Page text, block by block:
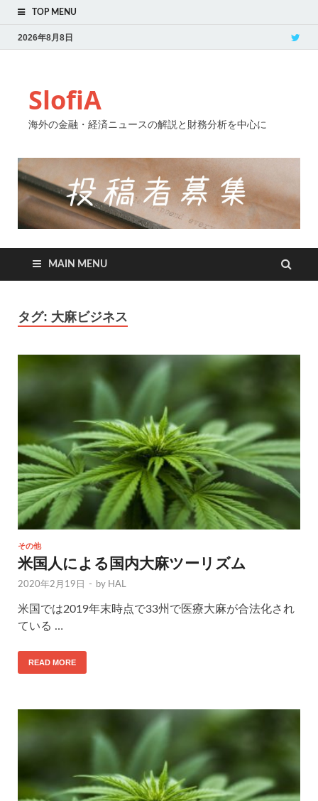
TOP MENU
2026年8月8日
SlofiA
海外の金融・経済ニュースの解説と財務分析を中心に
MAIN MENU
タグ: 大麻ビジネス
その他
米国人による国内大麻ツーリズム
2020年2月19日 - by HAL
米国では2019年末時点で33州で医療大麻が合法化され
ている …
READ MORE